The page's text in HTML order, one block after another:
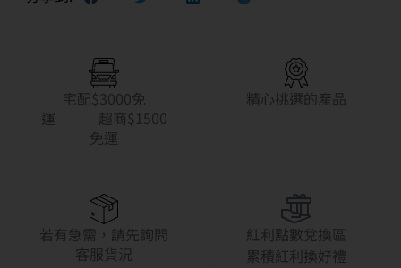
宅配$3000免
運 超商$1500
免運
精心挑選的產品
若有急需，請先詢問
客服貨況
紅利點數兌換區
累積紅利換好禮